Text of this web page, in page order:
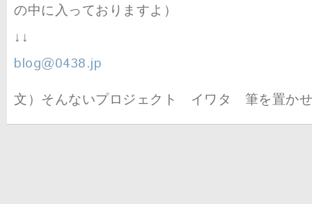
の中に入っておりますよ）
↓↓
blog@0438.jp
文）そんないプロジェクト イワタ 筆を置か